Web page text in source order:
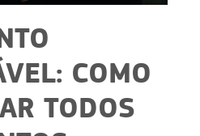
COMO
TODOS